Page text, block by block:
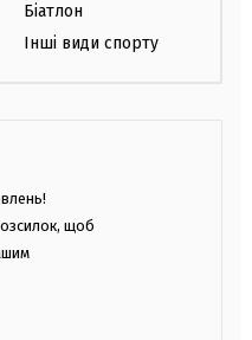
Біатлон
Інші види спорту
щоб